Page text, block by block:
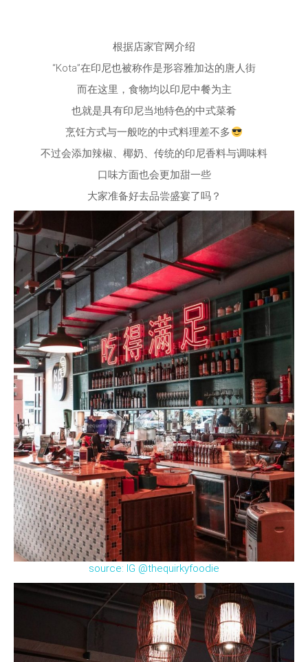
根据店家官网介绍
“Kota”在印尼也被称作是形容雅加达的唐人街
而在这里，食物均以印尼中餐为主
也就是具有印尼当地特色的中式菜肴
烹饪方式与一般吃的中式料理差不多
不过会添加辣椒、椰奶、传统的印尼香料与调味料
口味方面也会更加甜一些
大家准备好去品尝盛宴了吗？
source: IG @thequirkyfoodie